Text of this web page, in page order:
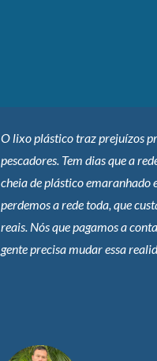
O lixo plástico traz prejuízos
pescadores. Tem dias que a
cheia de plástico emaranhado
perdemos a rede toda, que
reais. Nós que pagamos a
gente precisa mudar essa